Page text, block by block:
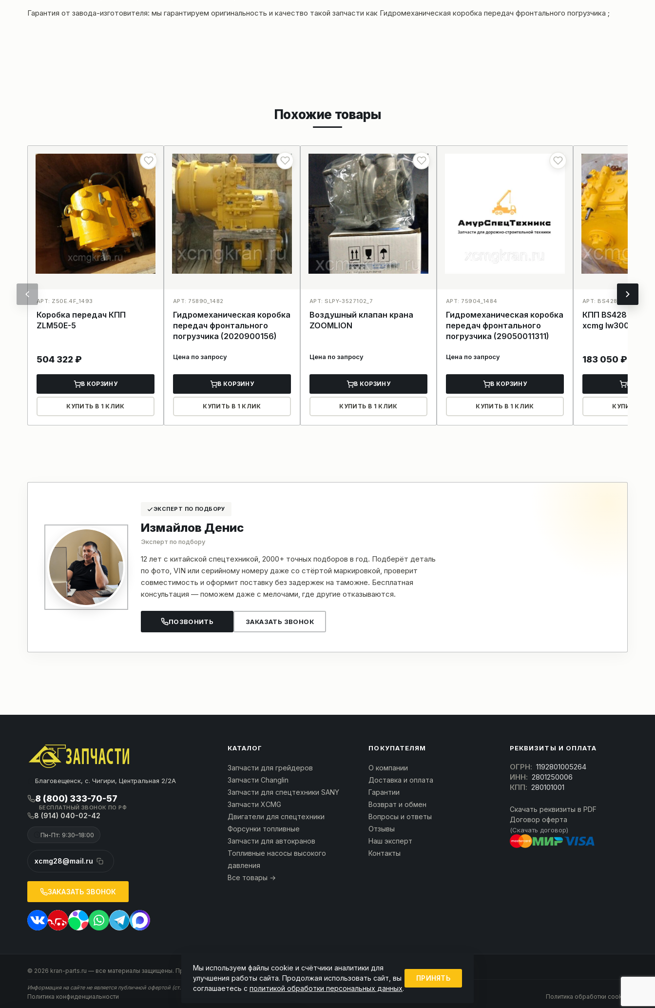
Гарантия от завода-изготовителя: мы гарантируем оригинальность и качество такой запчасти как Гидромеханическая коробка передач фронтального погрузчика ;
Похожие товары
АРТ: Z50E.4F_1493
Коробка передач КПП
ZLM50Е-5
504 322₽
В КОРЗИНУ
КУПИТЬ В 1 КЛИК
АРТ: 75890_1482
Гидромеханическая коробка
передач фронтального
погрузчика (2020900156)
Цена по запросу
В КОРЗИНУ
КУПИТЬ В 1 КЛИК
АРТ: SLPY-3527102_7
Воздушный клапан крана
ZOOMLION
Цена по запросу
В КОРЗИНУ
КУПИТЬ В 1 КЛИК
АРТ: 75904_1484
Гидромеханическая коробка
передач фронтального
погрузчика (29050011311)
Цена по запросу
В КОРЗИНУ
КУПИТЬ В 1 КЛИК
АРТ: BS428 _1499
КПП BS428 для погрузчика
xcmg lw300
183 050 ₽
В
КУПИТЬ В 1
ЭКСПЕРТ ПО ПОДБОРУ
Измайлов Денис
Эксперт по подбору
12 лет с китайской спецтехникой, 2000+ точных подборов в год. Подберёт деталь
по фото, VIN или серийному номеру даже со стёртой маркировкой, проверит
совместимость и оформит поставку без задержек на таможне. Бесплатная
консультация — поможем даже с мелочами, где другие отказываются.
ПОЗВОНИТЬ ЗАКАЗАТЬ ЗВОНОК
Благовещенск, с. Чигири, Центральная 2/2А
8 (800) 333-70-57
БЕСПЛАТНЫЙ ЗВОНОК ПО РФ
8 (914) 040-02-42
Пн-Пт: 9:30–18:00
xcmg28@mail.ru
ЗАКАЗАТЬ ЗВОНОК
КАТАЛОГ
Запчасти для грейдеров
Запчасти Changlin
Запчасти для спецтехники SANY
Запчасти XCMG
Двигатели для спецтехники
Форсунки топливные
Запчасти для автокранов
Топливные насосы высокого
давления
Все товары →
ПОКУПАТЕЛЯМ
О компании
Доставка и оплата
Гарантии
Возврат и обмен
Вопросы и ответы
Отзывы
Наш эксперт
Контакты
РЕКВИЗИТЫ И ОПЛАТА
ОГРН: 1192801005264
ИНН: 2801250006
КПП: 280101001
Скачать реквизиты в PDF
Договор оферта
(Скачать договор)
© 2026 kran-parts.ru — все материалы защищены. При копировании ссылка на источник обязательна.
Информация на сайте не является публичной офертой (ст. 437 ГК РФ). Точную стоимость и наличие уточняйте у менеджера.
Политика конфиденциальности Политика обработки cookie
Мы используем файлы cookie и счётчики аналитики для
улучшения работы сайта. Продолжая использовать сайт, вы
соглашаетесь с политикой обработки персональных данных.
ПРИНЯТЬ